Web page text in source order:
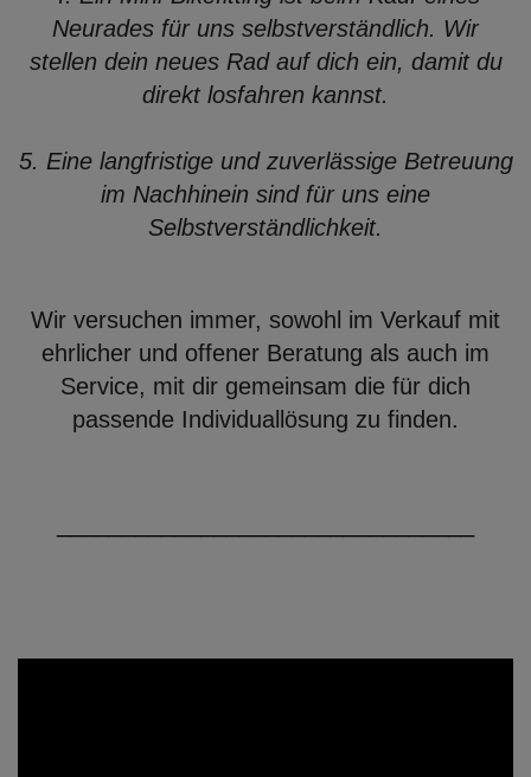
Neurades für uns selbstverständlich. Wir
stellen dein neues Rad auf dich ein, damit du
direkt losfahren kannst.
5. Eine langfristige und zuverlässige Betreuung
im Nachhinein sind für uns eine
Selbstverständlichkeit.
Wir versuchen immer, sowohl im Verkauf mit
ehrlicher und offener Beratung als auch im
Service, mit dir gemeinsam die für dich
passende Individuallösung zu finden.